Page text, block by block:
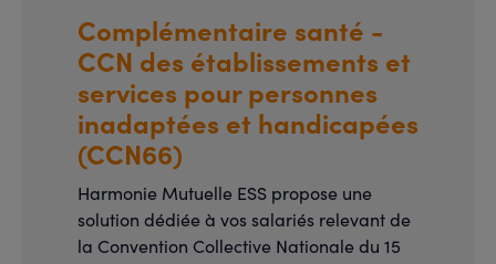
Complémentaire santé -
CCN des établissements et
services pour personnes
inadaptées et handicapées
(CCN66)
Harmonie Mutuelle ESS propose une
solution dédiée à vos salariés relevant de
la Convention Collective Nationale du 15